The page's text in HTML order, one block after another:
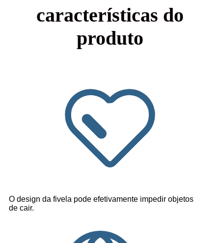
características do
produto
O design da fivela pode efetivamente impedir objetos
de cair.